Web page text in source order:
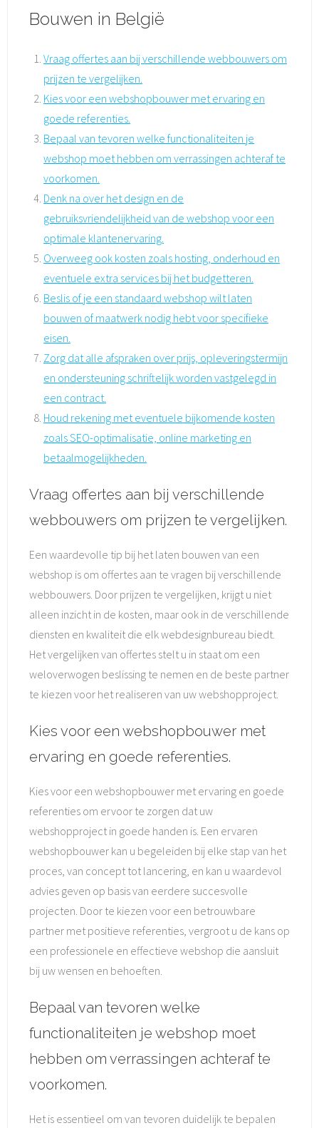
Bouwen in België
Vraag offertes aan bij verschillende webbouwers om
prijzen te vergelijken.
Kies voor een webshopbouwer met ervaring en
goede referenties.
Bepaal van tevoren welke functionaliteiten je
webshop moet hebben om verrassingen achteraf te
voorkomen.
Denk na over het design en de
gebruiksvriendelijkheid van de webshop voor een
optimale klantenervaring.
Overweeg ook kosten zoals hosting, onderhoud en
eventuele extra services bij het budgetteren.
Beslis of je een standaard webshop wilt laten
bouwen of maatwerk nodig hebt voor specifieke
eisen.
Zorg dat alle afspraken over prijs, opleveringstermijn
en ondersteuning schriftelijk worden vastgelegd in
een contract.
Houd rekening met eventuele bijkomende kosten
zoals SEO-optimalisatie, online marketing en
betaalmogelijkheden.
Vraag offertes aan bij verschillende
webbouwers om prijzen te vergelijken.
Een waardevolle tip bij het laten bouwen van een
webshop is om offertes aan te vragen bij verschillende
webbouwers. Door prijzen te vergelijken, krijgt u niet
alleen inzicht in de kosten, maar ook in de verschillende
diensten en kwaliteit die elk webdesignbureau biedt.
Het vergelijken van offertes stelt u in staat om een
weloverwogen beslissing te nemen en de beste partner
te kiezen voor het realiseren van uw webshopproject.
Kies voor een webshopbouwer met
ervaring en goede referenties.
Kies voor een webshopbouwer met ervaring en goede
referenties om ervoor te zorgen dat uw
webshopproject in goede handen is. Een ervaren
webshopbouwer kan u begeleiden bij elke stap van het
proces, van concept tot lancering, en kan u waardevol
advies geven op basis van eerdere succesvolle
projecten. Door te kiezen voor een betrouwbare
partner met positieve referenties, vergroot u de kans op
een professionele en effectieve webshop die aansluit
bij uw wensen en behoeften.
Bepaal van tevoren welke
functionaliteiten je webshop moet
hebben om verrassingen achteraf te
voorkomen.
Het is essentieel om van tevoren duidelijk te bepalen